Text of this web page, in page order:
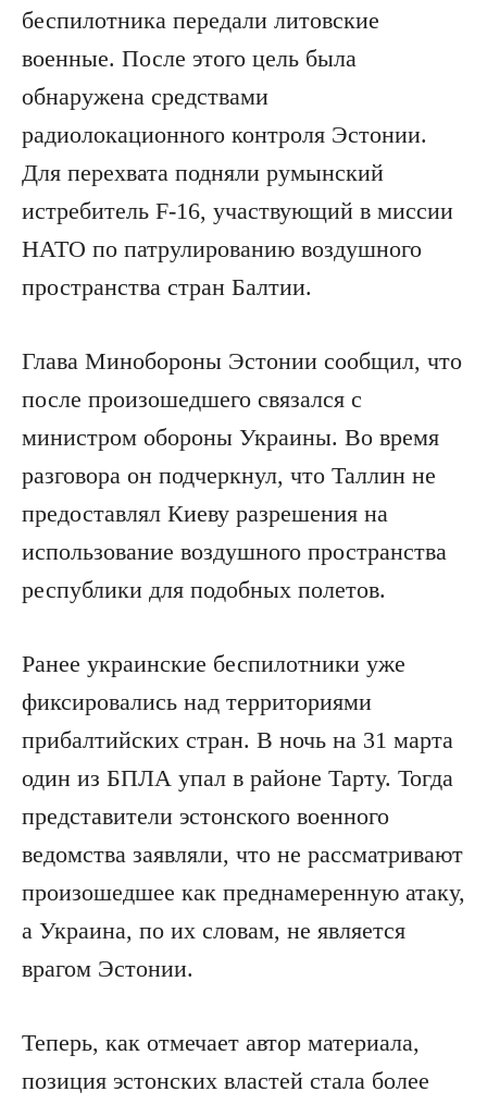
беспилотника передали литовские
военные. После этого цель была
обнаружена средствами
радиолокационного контроля Эстонии.
Для перехвата подняли румынский
истребитель F-16, участвующий в миссии
НАТО по патрулированию воздушного
пространства стран Балтии.
Глава Минобороны Эстонии сообщил, что
после произошедшего связался с
министром обороны Украины. Во время
разговора он подчеркнул, что Таллин не
предоставлял Киеву разрешения на
использование воздушного пространства
республики для подобных полетов.
Ранее украинские беспилотники уже
фиксировались над территориями
прибалтийских стран. В ночь на 31 марта
один из БПЛА упал в районе Тарту. Тогда
представители эстонского военного
ведомства заявляли, что не рассматривают
произошедшее как преднамеренную атаку,
а Украина, по их словам, не является
врагом Эстонии.
Теперь, как отмечает автор материала,
позиция эстонских властей стала более